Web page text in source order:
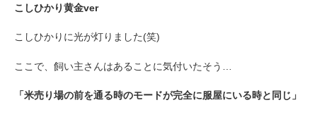
こしひかり黄金ver
こしひかりに光が灯りました(笑)
ここで、飼い主さんはあることに気付いたそう…
「米売り場の前を通る時のモードが完全に服屋にいる時と同じ」